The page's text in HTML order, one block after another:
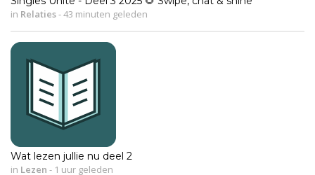
in Relaties-43 minuten geleden
Wat lezen jullie nu deel 2
in Lezen - 1 uur geleden